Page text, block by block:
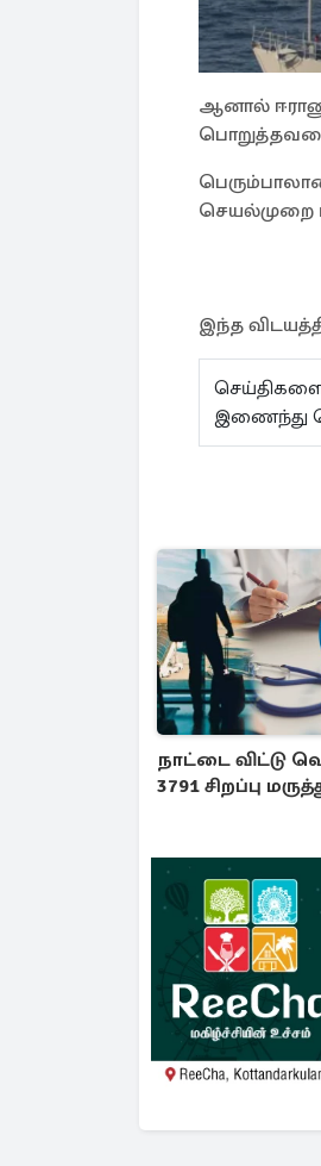
ஆனால்
பொறுத்தவரை
செயல்முறை
இந்த
இணைந்து
நாட்டை விட்டு
3791 சிறப்பு